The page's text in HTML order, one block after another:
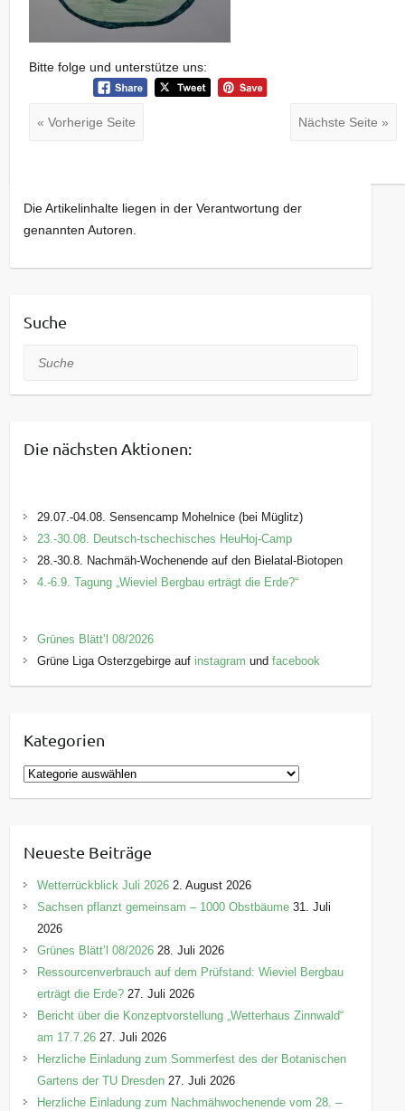
Bitte folge und unterstütze uns:
« Vorherige Seite Nächste Seite »
Die Artikelinhalte liegen in der Verantwortung der
genannten Autoren.
Suche
Suche
Die nächsten Aktionen:
29.07.-04.08. Sensencamp Mohelnice (bei Müglitz)
23.-30.08. Deutsch-tschechisches HeuHoj-Camp
28.-30.8. Nachmäh-Wochenende auf den Bielatal-Biotopen
4.-6.9. Tagung „Wieviel Bergbau erträgt die Erde?“
Grünes Blätt’l 08/2026
Grüne Liga Osterzgebirge auf instagram undfacebook
Kategorien
K
a
g
o
r
e
n
Neueste Beiträge
Wetterrückblick Juli 2026 2. August 2026
Sachsen pflanzt gemeinsam – 1000 Obstbäume 31. Juli
2026
Grünes Blätt’l 08/2026 28. Juli 2026
Ressourcenverbrauch auf dem Prüfstand: Wieviel Bergbau
erträgt die Erde? 27. Juli 2026
Bericht über die Konzeptvorstellung „Wetterhaus Zinnwald“
am 17.7.26 27. Juli 2026
Herzliche Einladung zum Sommerfest des der Botanischen
Gartens der TU Dresden 27. Juli 2026
Herzliche Einladung zum Nachmähwochenende vom 28. –